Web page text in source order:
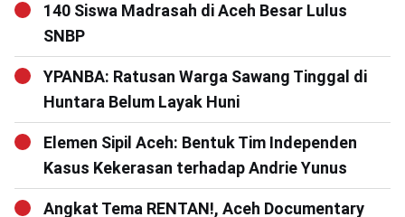
140 Siswa Madrasah di Aceh Besar Lulus
SNBP
YPANBA: Ratusan Warga Sawang Tinggal di
Huntara Belum Layak Huni
Elemen Sipil Aceh: Bentuk Tim Independen
Kasus Kekerasan terhadap Andrie Yunus
Angkat Tema RENTAN!, Aceh Documentary